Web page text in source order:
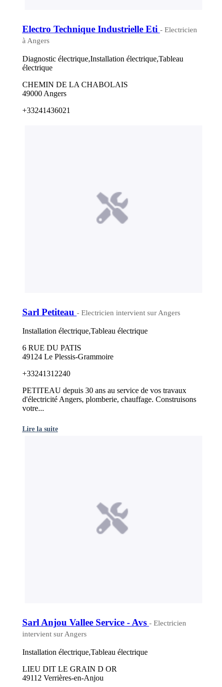
Electro Technique Industrielle Eti - Electricien
à Angers
Diagnostic électrique,Installation électrique,Tableau
électrique
CHEMIN DE LA CHABOLAIS
49000 Angers
+33241436021
Sarl Petiteau - Electricien intervient sur Angers
Installation électrique,Tableau électrique
6 RUE DU PATIS
49124 Le Plessis-Grammoire
+33241312240
PETITEAU depuis 30 ans au service de vos travaux
d'électricité Angers, plomberie, chauffage. Construisons
votre...
Lire la suite
Sarl Anjou Vallee Service - Avs - Electricien
intervient sur Angers
Installation électrique,Tableau électrique
LIEU DIT LE GRAIN D OR
49112 Verrières-en-Anjou